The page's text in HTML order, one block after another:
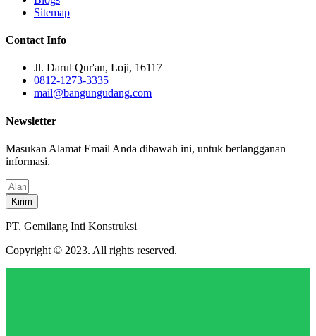
Sitemap
Contact Info
Jl. Darul Qur'an, Loji, 16117
0812-1273-3335
mail@bangungudang.com
Newsletter
Masukan Alamat Email Anda dibawah ini, untuk berlangganan
informasi.
Kirim
PT. Gemilang Inti Konstruksi
Copyright © 2023. All rights reserved.